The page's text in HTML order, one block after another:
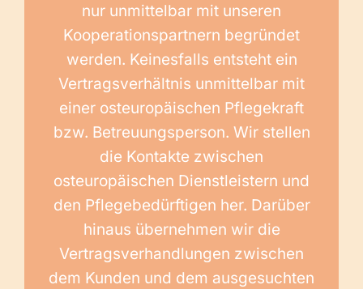
nur unmittelbar mit unseren
Kooperationspartnern begründet
werden. Keinesfalls entsteht ein
Vertragsverhältnis unmittelbar mit
einer osteuropäischen Pflegekraft
bzw. Betreuungsperson. Wir stellen
die Kontakte zwischen
osteuropäischen Dienstleistern und
den Pflegebedürftigen her. Darüber
hinaus übernehmen wir die
Vertragsverhandlungen zwischen
dem Kunden und dem ausgesuchten